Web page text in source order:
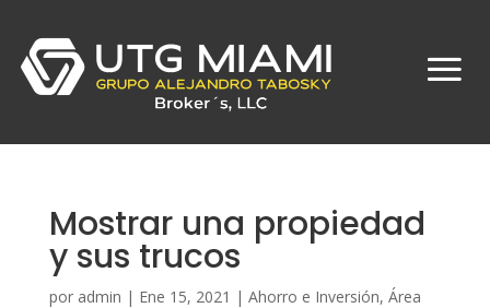
Mostrar una propiedad
y sus trucos
por admin | Ene 15, 2021 | Ahorro e Inversión, Área